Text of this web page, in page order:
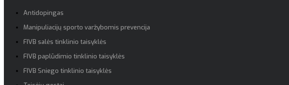
Antidopingas
Manipuliacijų sporto varžybomis prevencija
FIVB salės tinklinio taisyklės
FIVB paplūdimio tinklinio taisyklės
FIVB Sniego tinklinio taisyklės